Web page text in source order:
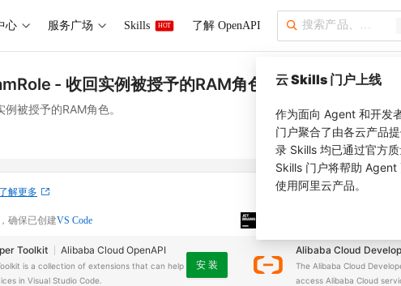
心 服务广场 Skills HOT 了解 OpenAPI
- 收回实例被授予的RAM角色
被授予的RAM角色。
了解更多
确保已创建VS Code
Toolkit Alibaba Cloud OpenAPI
is a collection of extensions that can help
in Visual Studio Code.
安 装
安装之
Alibaba Cloud
The Alibaba Cloud
access Alibaba Cloud
云 Skills 门户上线
作为面向 Agent 和开发
门户聚合了由各云产品
录 Skills 均已通过官方
Skills 门户将帮助 Agent
使用阿里云产品。